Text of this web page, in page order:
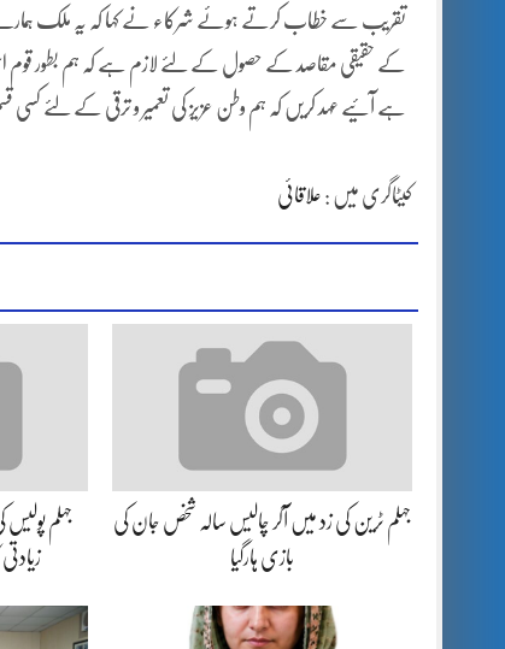
تقریب سے خطاب کرتے ہوئے شرکاء نے کہا کہ یہ ملک ہمارے
کے حقیقی مقاصد کے حصول کے لئے لازم ہے کہ ہم بطور قوم اس کی
ہے آئیے عہد کریں کہ ہم وطن عزیز کی تعمیر و ترقی کے لئے
کیٹاگری میں : علاقائی
جہلم ٹرین کی زد میں آکر چالیس سالہ شخص جان کی
بازی ہارگیا